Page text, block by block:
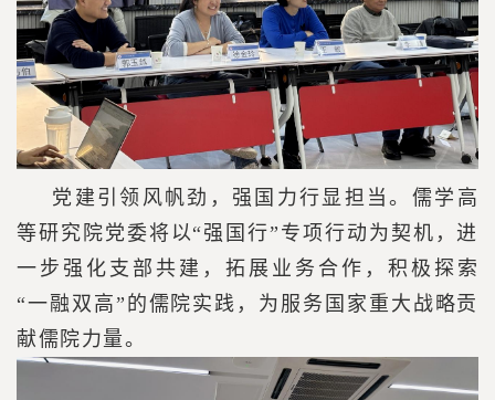
党建引领风帆劲，强国力行显担当。儒学高
等研究院党委将以“强国行”专项行动为契机，进
一步强化支部共建，拓展业务合作，积极探索
“一融双高”的儒院实践，为服务国家重大战略贡
献儒院力量。